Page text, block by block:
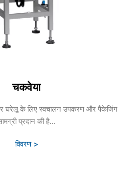
चकवेया
घरेलू के लिए स्वचालन उपकरण और पैकेजिंग
प्रदान की है...
विवरण >